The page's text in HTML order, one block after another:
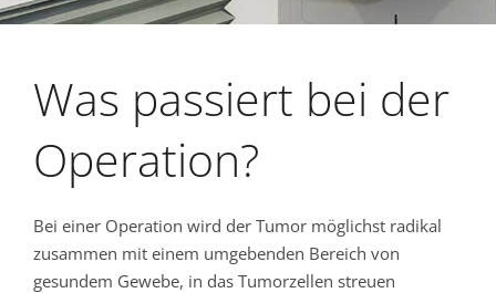
Was passiert bei der
Operation?
Bei einer Operation wird der Tumor möglichst radikal
zusammen mit einem umgebenden Bereich von
gesundem Gewebe, in das Tumorzellen streuen